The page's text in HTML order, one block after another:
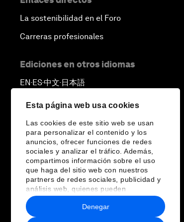
Esta página web usa cookies
Las cookies de este sitio web se usan
para personalizar el contenido y los
anuncios, ofrecer funciones de redes
sociales y analizar el tráfico. Además,
compartimos información sobre el uso
que haga del sitio web con nuestros
partners de redes sociales, publicidad y
análisis web, quienes pueden
combinarla con otra información que les
haya proporcionado o que hayan
recopilado a partir del uso que haya
Denegar
La sostenibilidad en el Foro
Carreras profesionales
Ediciones en otros idiomas
EN ▪ ES▪中文▪ 日本語